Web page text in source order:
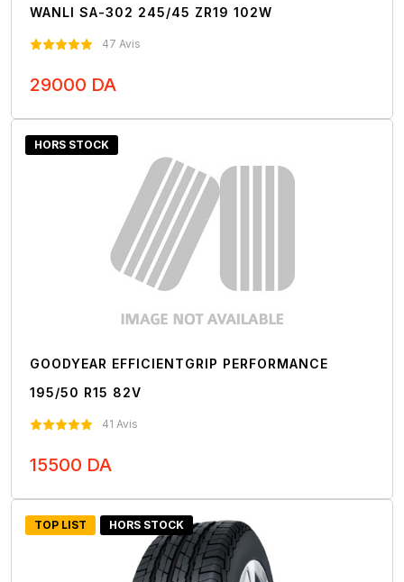
WANLI SA-302 245/45 ZR19 102W
47 Avis
29000 DA
HORS STOCK
GOODYEAR EFFICIENTGRIP PERFORMANCE
195/50 R15 82V
41 Avis
15500 DA
TOP LIST HORS STOCK